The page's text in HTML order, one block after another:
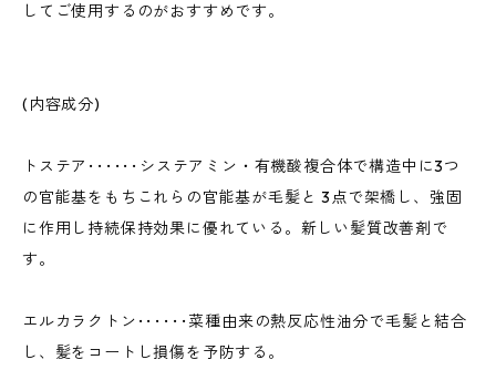
してご使用するのがおすすめです。
(内容成分)
トステア･･････システアミン・有機酸複合体で構造中に3つ
の官能基をもちこれらの官能基が毛髪と 3点で架橋し、強固
に作用し持続保持効果に優れている。新しい髪質改善剤で
す。
エルカラクトン･･････菜種由来の熱反応性油分で毛髪と結合
し、髪をコートし損傷を予防する。